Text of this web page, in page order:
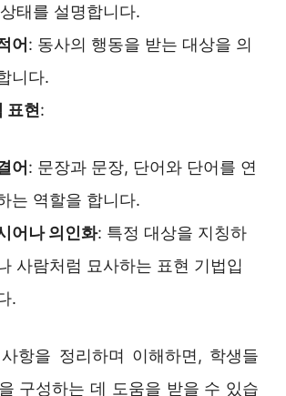
태를 설명합니다.
어: 동사의 행동을 받는 대상을 의
니다.
표현:
어: 문장과 문장, 단어와 단어를 연
는 역할을 합니다.
어나 의인화: 특정 대상을 지칭하
사람처럼 묘사하는 표현 기법입
.
항을 정리하며 이해하면, 학생들
구성하는 데 도움을 받을 수 있습